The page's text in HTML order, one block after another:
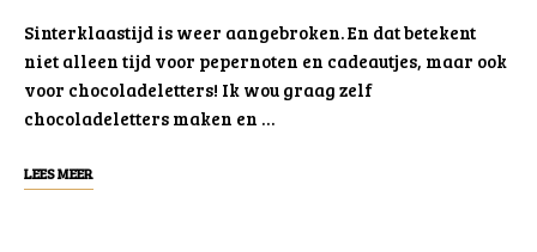
Sinterklaastijd is weer aangebroken. En dat betekent
niet alleen tijd voor pepernoten en cadeautjes, maar ook
voor chocoladeletters! Ik wou graag zelf
chocoladeletters maken en …
LEES MEER